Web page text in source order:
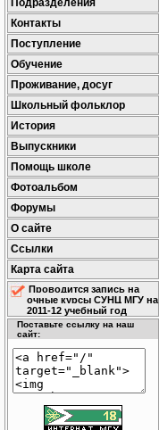
Подразделения
Контакты
Поступление
Обучение
Проживание, досуг
Школьный фольклор
История
Выпускники
Помощь школе
Фотоальбом
Форумы
О сайте
Ссылки
Карта сайта
Проводится запись на
очные курсы СУНЦ МГУ на
2011-12 учебный год
Поставьте ссылку на наш
сайт: